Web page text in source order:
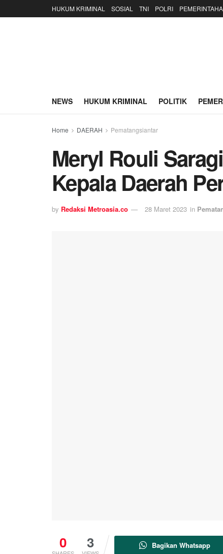
HUKUM KRIMINAL SOSIAL TNI POLRI
NEWS HUKUM KRIMINAL POLITIK
Home DAERAH Pematangsiantar
Meryl Rouli
Kepala Daerah
by Redaksi Metroasia.co 28 Maret 2023 in
0 3 Bagikan Whatsapp